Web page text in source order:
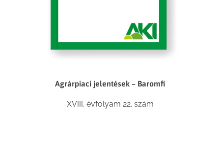
Agrárpiaci jelentések – Baromfi
XVIII. évfolyam 22. szám